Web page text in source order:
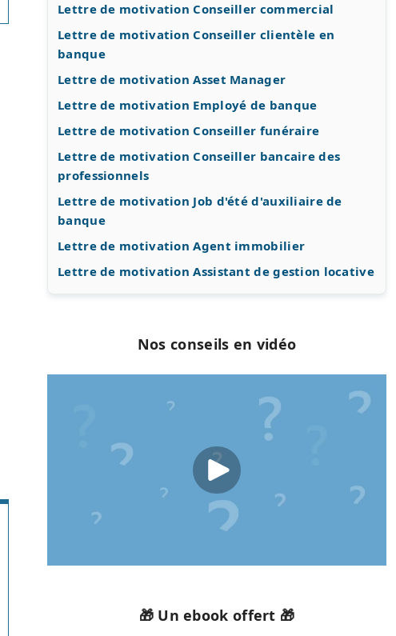
Lettre de motivation Conseiller commercial
Lettre de motivation Conseiller clientèle en
banque
Lettre de motivation Asset Manager
Lettre de motivation Employé de banque
Lettre de motivation Conseiller funéraire
Lettre de motivation Conseiller bancaire des
professionnels
Lettre de motivation Job d'été d'auxiliaire de
banque
Lettre de motivation Agent immobilier
Lettre de motivation Assistant de gestion locative
Nos conseils en vidéo
🎁 Un ebook offert 🎁